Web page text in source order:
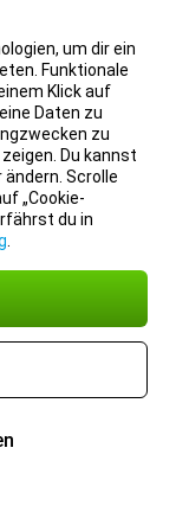
um dir ein
Funktionale
Klick auf
Daten zu
zu
Du kannst
Scrolle
„Cookie-
du in